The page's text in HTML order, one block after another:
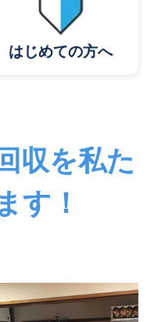
はじめての方へ
収を私た
す！